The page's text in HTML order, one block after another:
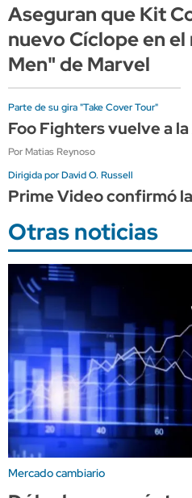
Aseguran que Kit
nuevo Cíclope en
Men" de Marvel
Parte de su gira "Take Cover Tour"
Foo Fighters vuelve a
Por Matias Reynoso
Dirigida por David O. Russell
Prime Video confirmó
Otras noticias
Mercado cambiario